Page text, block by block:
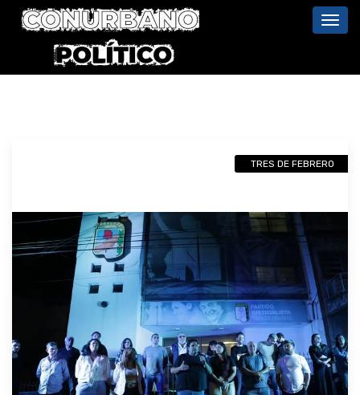
TRES DE FEBRERO